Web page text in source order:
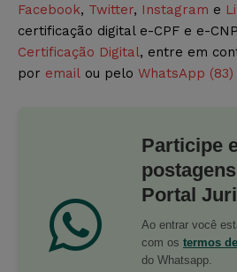
Facebook, Twitter, Instagram e
certificação digital e-CPF e e-
Certificação Digital, entre em
por email ou pelo WhatsApp (83)
Participe
Portal
Ao entrar você
com os termos
do Whatsapp.